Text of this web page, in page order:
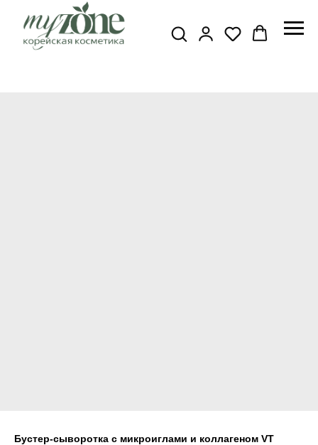
Бустер-сыворотка с микроиглами и коллагеном VT